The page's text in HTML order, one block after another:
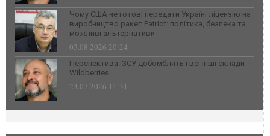
Чому США не готові передати Україні ліцензію на
виробництво ракет Patriot: політика, безпека та
можливі альтернативи
03.08.2026 20:24
Перспектива: ЗСУ добомблять і всі інші склади
Wildberries
23.07.2026 11:31